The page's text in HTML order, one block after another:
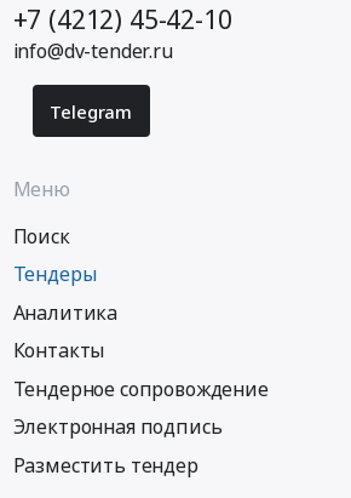
+7 (4212) 45-42-10
info@dv-tender.ru
Telegram
Меню
Поиск
Тендеры
Аналитика
Контакты
Тендерное сопровождение
Электронная подпись
Разместить тендер